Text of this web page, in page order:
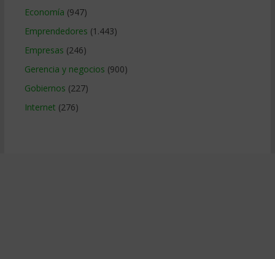
Economía (947)
Emprendedores (1.443)
Empresas (246)
Gerencia y negocios (900)
Gobiernos (227)
Internet (276)